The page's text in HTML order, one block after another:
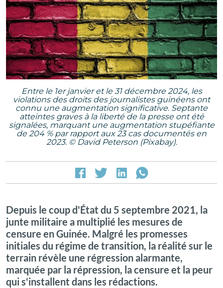
Entre le 1er janvier et le 31 décembre 2024, les
violations des droits des journalistes guinéens ont
connu une augmentation significative. Septante
atteintes graves à la liberté de la presse ont été
signalées, marquant une augmentation stupéfiante
de 204 % par rapport aux 23 cas documentés en
2023. © David Peterson (Pixabay).
Depuis le coup d'État du 5 septembre 2021, la
junte militaire a multiplié les mesures de
censure en Guinée. Malgré les promesses
initiales du régime de transition, la réalité sur le
terrain révèle une régression alarmante,
marquée par la répression, la censure et la peur
qui s'installent dans les rédactions.